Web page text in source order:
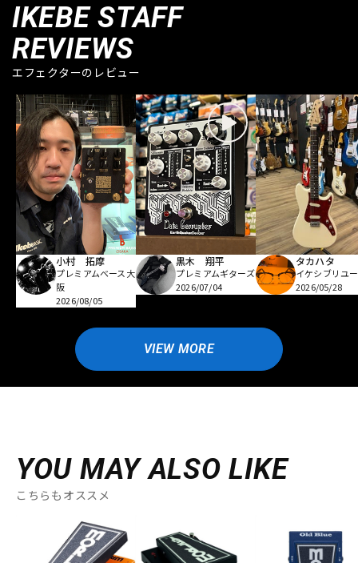
IKEBE STAFF
REVIEWS
エフェクターのレビュー
小村 拓摩
プレミアムベース大
阪
2026/08/05
黒木 翔平
プレミアムギターズ
2026/07/04
タカハタ
イケシブリユ
2026/05/28
VIEW MORE
YOU MAY ALSO LIKE
こちらもオススメ